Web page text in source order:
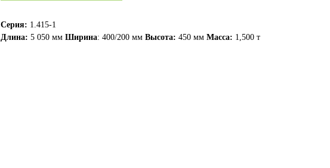
Серия: 1.415-1
Длина: 5 050 мм Ширина: 400/200 мм Высота: 450 мм Масса: 1,500 т